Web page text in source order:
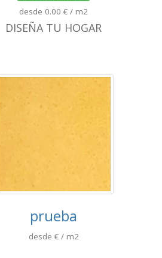
desde 0.00 € / m2
DISEÑA TU HOGAR
prueba
desde € / m2